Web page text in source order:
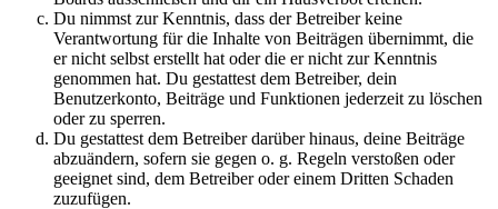
Du nimmst zur Kenntnis, dass der Betreiber keine
Verantwortung für die Inhalte von Beiträgen übernimmt, die
er nicht selbst erstellt hat oder die er nicht zur Kenntnis
genommen hat. Du gestattest dem Betreiber, dein
Benutzerkonto, Beiträge und Funktionen jederzeit zu löschen
oder zu sperren.
Du gestattest dem Betreiber darüber hinaus, deine Beiträge
abzuändern, sofern sie gegen o. g. Regeln verstoßen oder
geeignet sind, dem Betreiber oder einem Dritten Schaden
zuzufügen.